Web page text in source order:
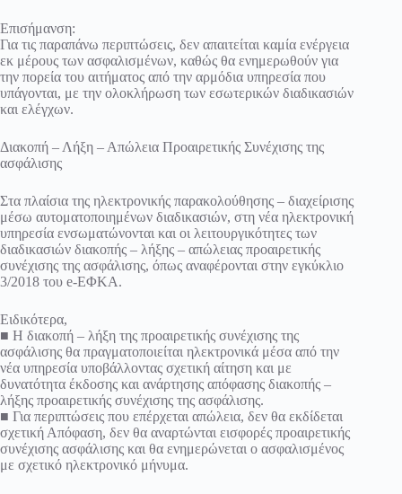
Επισήμανση:
Για τις παραπάνω περιπτώσεις, δεν απαιτείται καμία ενέργεια
εκ μέρους των ασφαλισμένων, καθώς θα ενημερωθούν για
την πορεία του αιτήματος από την αρμόδια υπηρεσία που
υπάγονται, με την ολοκλήρωση των εσωτερικών διαδικασιών
και ελέγχων.
Διακοπή – Λήξη – Απώλεια Προαιρετικής Συνέχισης της
ασφάλισης
Στα πλαίσια της ηλεκτρονικής παρακολούθησης – διαχείρισης
μέσω αυτοματοποιημένων διαδικασιών, στη νέα ηλεκτρονική
υπηρεσία ενσωματώνονται και οι λειτουργικότητες των
διαδικασιών διακοπής – λήξης – απώλειας προαιρετικής
συνέχισης της ασφάλισης, όπως αναφέρονται στην εγκύκλιο
3/2018 του e-ΕΦΚΑ.
Ειδικότερα,
■ Η διακοπή – λήξη της προαιρετικής συνέχισης της
ασφάλισης θα πραγματοποιείται ηλεκτρονικά μέσα από την
νέα υπηρεσία υποβάλλοντας σχετική αίτηση και με
δυνατότητα έκδοσης και ανάρτησης απόφασης διακοπής –
λήξης προαιρετικής συνέχισης της ασφάλισης.
■ Για περιπτώσεις που επέρχεται απώλεια, δεν θα εκδίδεται
σχετική Απόφαση, δεν θα αναρτώνται εισφορές προαιρετικής
συνέχισης ασφάλισης και θα ενημερώνεται ο ασφαλισμένος
με σχετικό ηλεκτρονικό μήνυμα.